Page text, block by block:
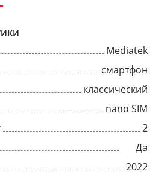
Mediatek
смартфон
классический
nano SIM
2
Да
2022